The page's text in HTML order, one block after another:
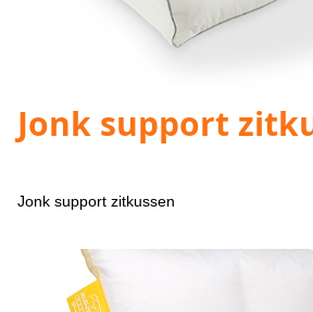
Jonk support
Jonk support zitkussen